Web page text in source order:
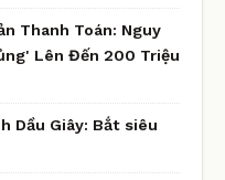
Thanh Toán: Nguy
Lên Đến 200 Triệu
Dầu Giây: Bắt siêu